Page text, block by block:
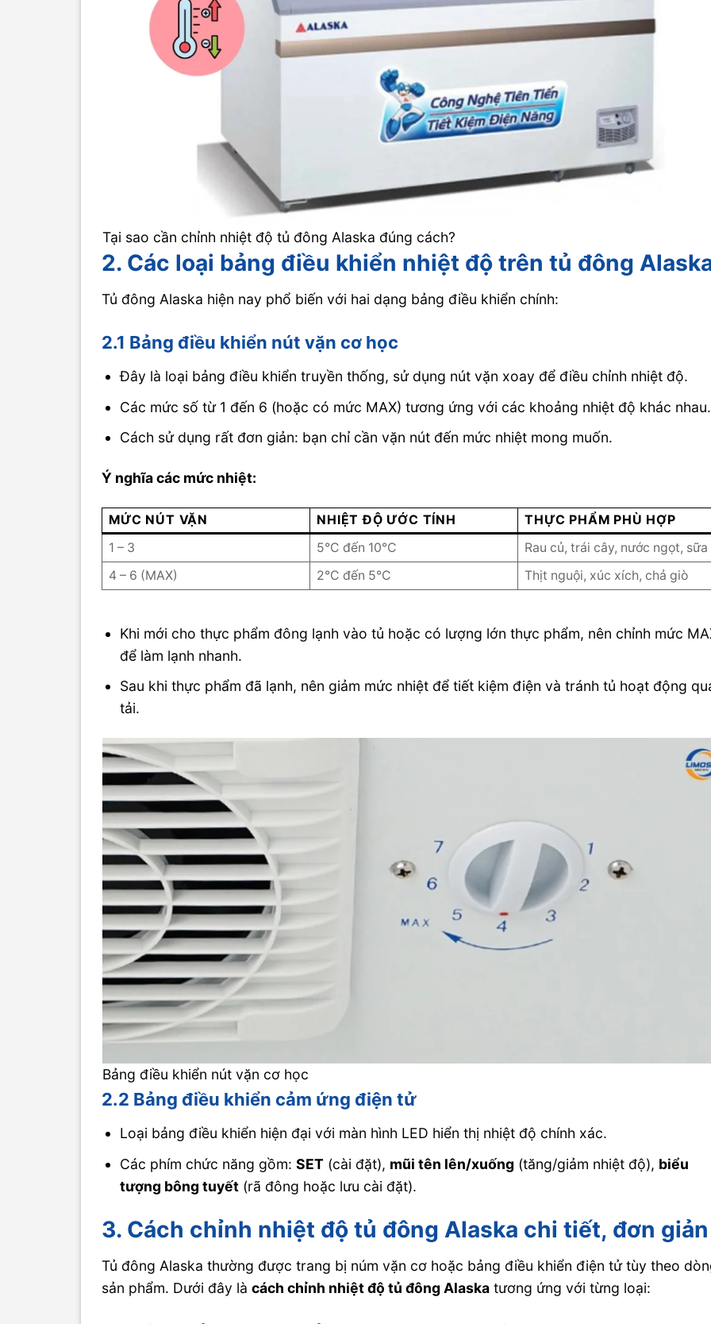
Tại sao cần chỉnh nhiệt độ tủ đông Alaska đúng cách?
2. Các loại bảng điều khiển nhiệt độ trên tủ đông
Tủ đông Alaska hiện nay phổ biến với hai dạng bảng điều khiển chính:
2.1 Bảng điều khiển nút vặn cơ học
Đây là loại bảng điều khiển truyền thống, sử dụng nút vặn xoay để điều chỉnh nhiệt độ.
Các mức số từ 1 đến 6 (hoặc có mức MAX) tương ứng với các khoảng nhiệt độ khác nhau.
Cách sử dụng rất đơn giản: bạn chỉ cần vặn nút đến mức nhiệt mong muốn.
Ý nghĩa các mức nhiệt:
MỨC NÚT VẶN NHIỆT ĐỘ ƯỚC TÍNH
THỰC PHẨM PHÙ HỢP
1 – 3
5°C đến 10°C
Rau củ, trái cây, nước ngọt, sữa
4 – 6 (MAX)
2°C đến 5°C Thịt nguội, xúc xích, chả giò
Khi mới cho thực phẩm đông lạnh vào tủ hoặc có lượng lớn thực phẩm, nên chỉnh mức
để làm lạnh nhanh.
Sau khi thực phẩm đã lạnh, nên giảm mức nhiệt để tiết kiệm điện và tránh tủ hoạt động
tải.
Bảng điều khiển nút vặn cơ học
2.2 Bảng điều khiển cảm ứng điện tử
Loại bảng điều khiển hiện đại với màn hình LED hiển thị nhiệt độ chính xác.
Các phím chức năng gồm:SET (cài đặt), mũi tên lên/xuống (tăng/giảm nhiệt độ), biểu
tượng bông tuyết (rã đông hoặc lưu cài đặt).
3. Cách chỉnh nhiệt độ tủ đông Alaska chi tiết, đơn giản
Tủ đông Alaska thường được trang bị núm vặn cơ hoặc bảng điều khiển điện tử tùy theo
sản phẩm. Dưới đây làcách chỉnh nhiệt độ tủ đông Alaska tương ứng với từng loại: